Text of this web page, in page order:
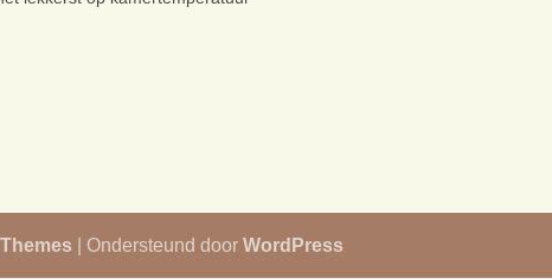
| Ondersteund door WordPress